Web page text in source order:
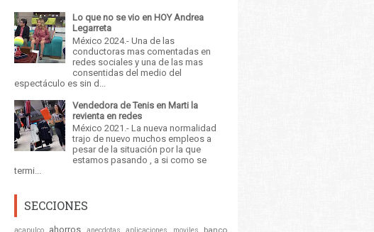
Lo que no se vio en HOY Andrea
Legarreta
México 2024.- Una de las
conductoras mas comentadas en
redes sociales y una de las mas
consentidas del medio del
espectáculo es sin d...
Vendedora de Tenis en Marti la
revienta en redes
México 2021.- La nueva normalidad
trajo de nuevo muchos empleos a
pesar de la situación por la que
estamos pasando , a si como se
termi...
SECCIONES
ahorros